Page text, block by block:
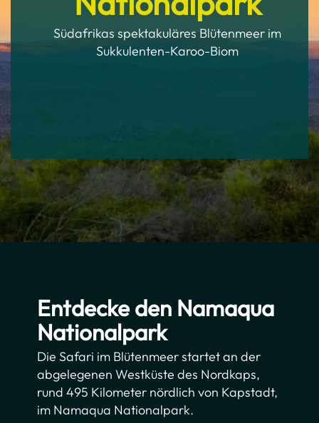
Südafrikas spektakuläres Blütenmeer im
Sukkulenten-Karoo-Biom
Entdecke den Namaqua
Nationalpark
Die Safari im Blütenmeer startet an der
abgelegenen Westküste des Nordkaps,
rund 495 Kilometer nördlich von Kapstadt,
im Namaqua Nationalpark.